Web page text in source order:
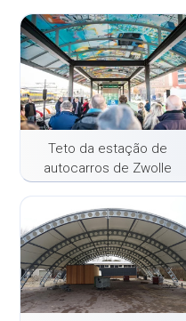
Teto da estação de
autocarros de Zwolle